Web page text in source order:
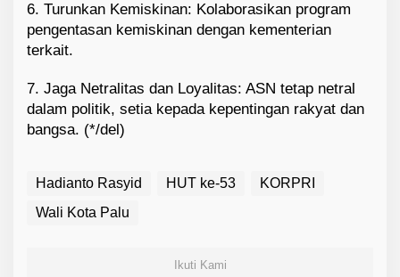
6. Turunkan Kemiskinan: Kolaborasikan program
pengentasan kemiskinan dengan kementerian
terkait.
7. Jaga Netralitas dan Loyalitas: ASN tetap netral
dalam politik, setia kepada kepentingan rakyat dan
bangsa. (*/del)
Hadianto Rasyid HUT ke-53
KORPRI
Wali Kota Palu
Ikuti Kami